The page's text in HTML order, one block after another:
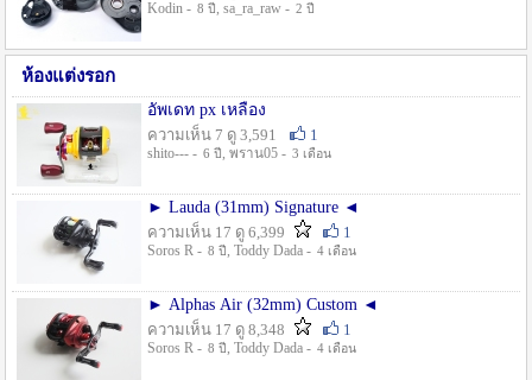
Kodin - 8 ปี , sa_ra_raw - 2 ปี
ห้องแต่งรอก
อัพเดท px เหลือง
ความเห็น 7 ดู 3,591
1
shito--- - 6 ปี , พราน05 - 3 เดือน
► Lauda (31mm) Signature ◄
ความเห็น 17 ดู 6,399
1
Soros R - 8 ปี , Toddy Dada - 4 เดือน
► Alphas Air (32mm) Custom ◄
ความเห็น 17 ดู 8,348
1
Soros R - 8 ปี , Toddy Dada - 4 เดือน